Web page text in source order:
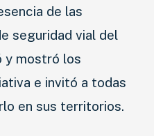
de las
seguridad vial del
y mostró los
e invitó a todas
en sus territorios.